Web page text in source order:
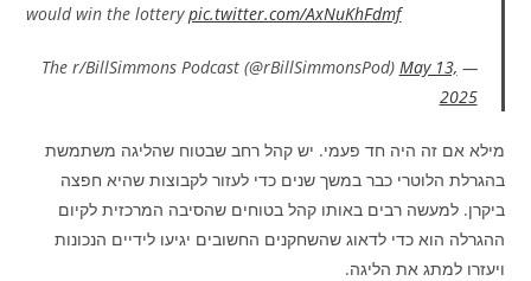
would win the lotterypic.twitter.com/AxNuKhFdmf
— The r/BillSimmons Podcast (@rBillSimmonsPod)
May 13,
2025
מילא אם זה היה חד פעמי. יש קהל רחב שבטוח שהליגה משתמשת
בהגרלת הלוטרי כבר במשך שנים כדי לעזור לקבוצות שהיא חפצה
ביקרן. למעשה רבים באותו קהל בטוחים שהסיבה המרכזית לקיום
ההגרלה הוא כדי לדאוג שהשחקנים החשובים יגיעו לידיים הנכונות
ויעזרו למתג את הליגה.